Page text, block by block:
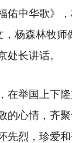
佑中华歌》
杨森林牧师
处长讲话。
在举国上下
的心情，齐
先烈，珍爱